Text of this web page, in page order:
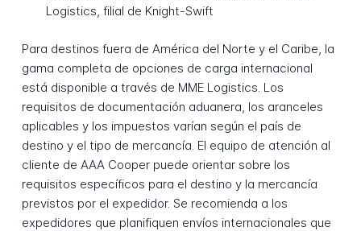
Logistics, filial de Knight-Swift
Para destinos fuera de América del Norte y el Caribe, la
gama completa de opciones de carga internacional
está disponible a través de MME Logistics. Los
requisitos de documentación aduanera, los aranceles
aplicables y los impuestos varían según el país de
destino y el tipo de mercancía. El equipo de atención al
cliente de AAA Cooper puede orientar sobre los
requisitos específicos para el destino y la mercancía
previstos por el expedidor. Se recomienda a los
expedidores que planifiquen envíos internacionales que